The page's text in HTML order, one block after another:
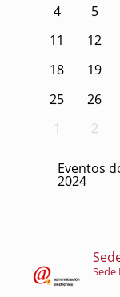
4
5
11
12
18
19
25
26
1
2
Eventos
2024
Sede